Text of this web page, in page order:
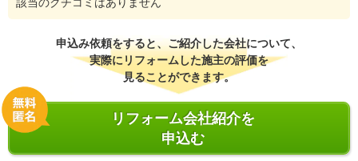
申込み依頼をすると、ご紹介した会社について、
実際にリフォームした施主の評価を
見ることができます。
リフォーム会社紹介を
申込む